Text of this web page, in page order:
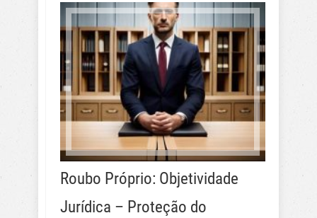
Roubo Próprio: Objetividade
Jurídica – Proteção do